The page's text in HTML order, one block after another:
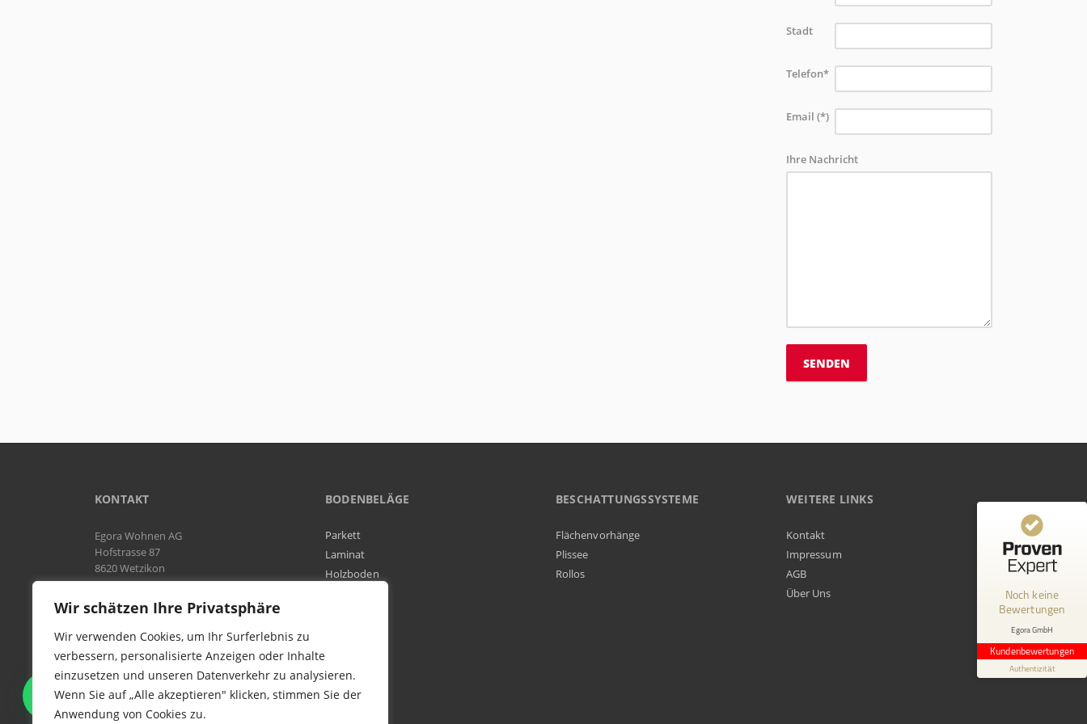
Wir schätzen Ihre Privatsphäre
Wir verwenden Cookies, um Ihr Surferlebnis zu
verbessern, personalisierte Anzeigen oder Inhalte
einzusetzen und unseren Datenverkehr zu analysieren.
Wenn Sie auf „Alle akzeptieren" klicken, stimmen Sie der
Anwendung von Cookies zu.
Stadt
Telefon*
Email (*)
Ihre Nachricht
KONTAKT
Egora Wohnen AG
Hofstrasse 87
8620 Wetzikon
Natel:
076 566 38 92
Tel:044 954 25 61
Mail:info@egora-bodenbelaege.ch
BODENBELÄGE
Parkett
Laminat
Holzboden
BESCHATTUNGSSYSTEME
Flächenvorhänge
Plissee
Rollos
WEITERE LINKS
Kontakt
Impressum
AGB
Über Uns
WIR SIND IN DER GESAMTEN
SCHWEIZ TÄTIG
Noch keine
Bewertungen
Egora GmbH
Kundenbewertungen
Authentizität
Kundenbewertungen und Erfahrungen zu
Erfahren Sie mehr über dieses Bewertungssiegel
1.1.1970